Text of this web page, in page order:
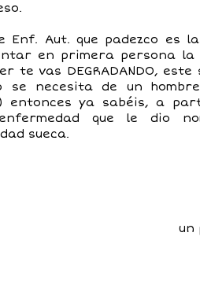
Enf. Aut. que padezco es
en primera persona
te vas DEGRADANDO,
se necesita de un
entonces ya sabéis, a
que le dio
sueca.
un